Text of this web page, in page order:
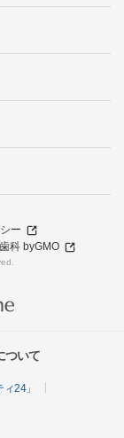
ー
科 byGMO
ついて
24」